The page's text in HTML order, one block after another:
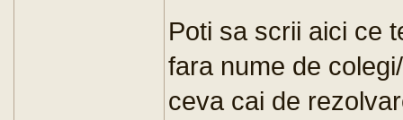
Poti sa scrii aici ce
fara nume de
ceva cai de